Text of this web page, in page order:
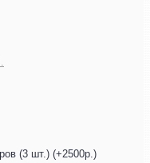
(3 шт.) (+2500р.)